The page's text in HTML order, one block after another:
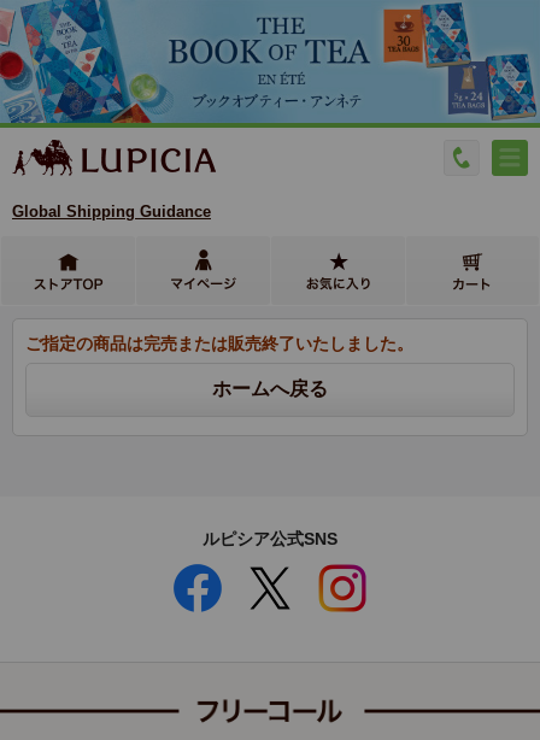
Global Shipping Guidance
ご指定の商品は完売または販売終了いたしました。
ルピシア公式SNS